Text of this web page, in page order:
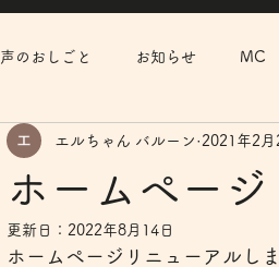
声のおしごと お知らせ MC
ホームページ
エルちゃん バルーン 2021年2月
更新日： 2022年8月14日
ホームページリニューアルしま